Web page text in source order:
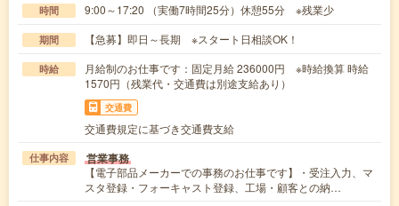
時間 9:00～17:20 （実働7時間25分）休憩55分 ※残業少
期間 【急募】即日～長期 ※スタート日相談OK！
時給
月給制のお仕事です：固定月給 236000円 ※時給換算 時給
1570円（残業代・交通費は別途支給あり）
交通費
交通費規定に基づき交通費支給
仕事内容 営業事務
【電子部品メーカーでの事務のお仕事です】・受注入力、マ
スタ登録・フォーキャスト登録、工場・顧客との納…